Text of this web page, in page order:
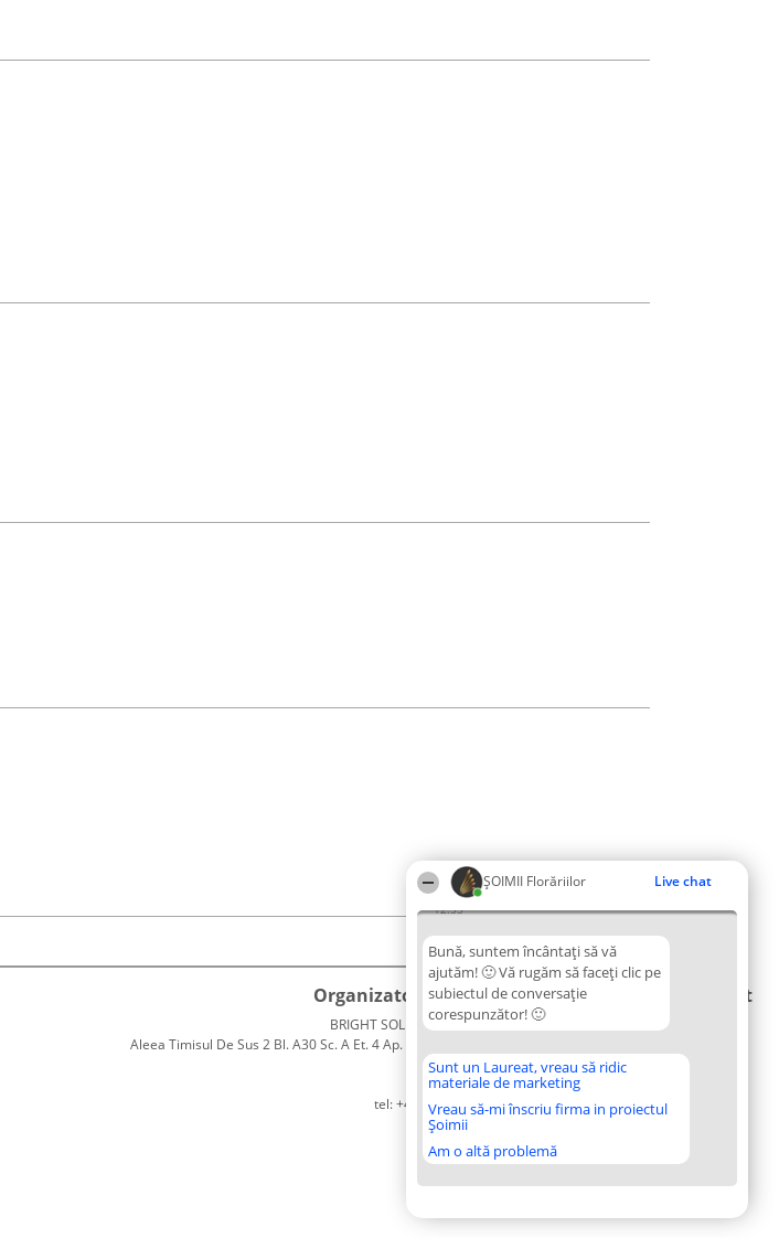
ȘOIMII Florăriilor Live chat
12:55
Bună, suntem încântați să vă
ajutăm! 🙂 Vă rugăm să faceți clic pe
subiectul de conversație
corespunzător! 🙂
Sunt un Laureat, vreau să ridic
materiale de marketing
Vreau să-mi înscriu firma in proiectul
Șoimii
Am o altă problemă
Organizator Ranking
BRIGHT SOLUTIONS BR SRL
Aleea Timisul De Sus 2 Bl. A30 Sc. A Et. 4 Ap. 13 Cod 061952
București
CUI 36737675
tel: +40 770 990 492
Plebiscyt
Tuturor
Laureaților
Reguli
confidențialitate
Contact